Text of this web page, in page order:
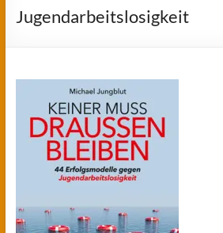
Jugendarbeitslosigkeit